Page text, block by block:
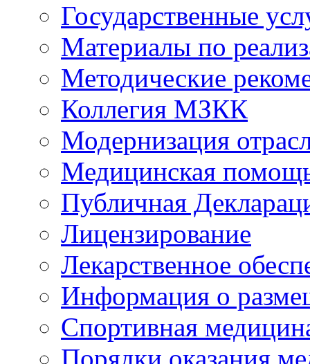
Государственные
Материалы по
Методические
Коллегия МЗКК
Модернизация
Медицинская
Публичная
Лицензирование
Лекарственное
Информация о
Спортивная